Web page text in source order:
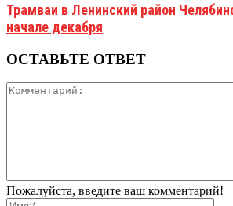
Трамваи в Ленинский район
начале декабря
ОСТАВЬТЕ ОТВЕТ
Пожалуйста, введите ваш комментарий!